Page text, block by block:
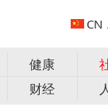
CN
健康
财经